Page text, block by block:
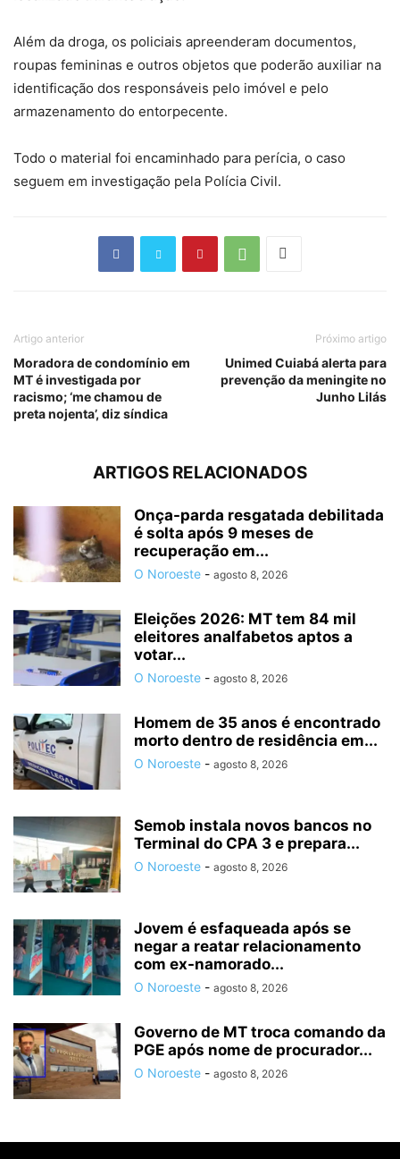
Além da droga, os policiais apreenderam documentos,
roupas femininas e outros objetos que poderão auxiliar na
identificação dos responsáveis pelo imóvel e pelo
armazenamento do entorpecente.
Todo o material foi encaminhado para perícia, o caso
seguem em investigação pela Polícia Civil.
Artigo anterior
Moradora de condomínio em
MT é investigada por
racismo; ‘me chamou de
preta nojenta’, diz síndica
Próximo artigo
Unimed Cuiabá alerta para
prevenção da meningite no
Junho Lilás
ARTIGOS RELACIONADOS
Onça-parda resgatada debilitada
é solta após 9 meses de
recuperação em...
O Noroeste - agosto 8, 2026
Eleições 2026: MT tem 84 mil
eleitores analfabetos aptos a
votar...
O Noroeste - agosto 8, 2026
Homem de 35 anos é encontrado
morto dentro de residência em...
O Noroeste - agosto 8, 2026
Semob instala novos bancos no
Terminal do CPA 3 e prepara...
O Noroeste - agosto 8, 2026
Jovem é esfaqueada após se
negar a reatar relacionamento
com ex-namorado...
O Noroeste - agosto 8, 2026
Governo de MT troca comando da
PGE após nome de procurador...
O Noroeste - agosto 8, 2026